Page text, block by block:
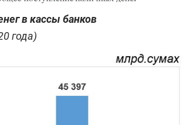
в кассы банков
года)